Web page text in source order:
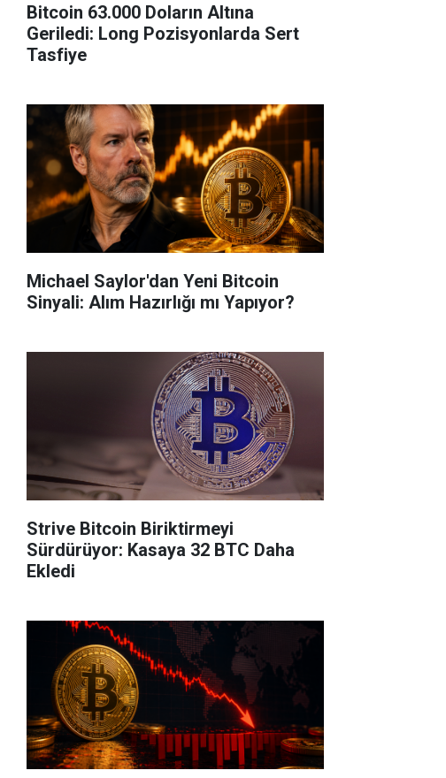
Bitcoin 63.000 Doların Altına
Geriledi: Long Pozisyonlarda Sert
Tasfiye
Michael Saylor'dan Yeni Bitcoin
Sinyali: Alım Hazırlığı mı Yapıyor?
Strive Bitcoin Biriktirmeyi
Sürdürüyor: Kasaya 32 BTC Daha
Ekledi